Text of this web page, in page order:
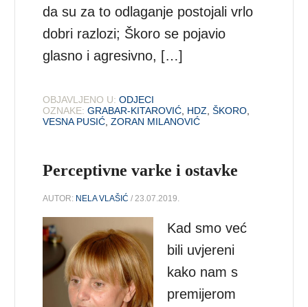
da su za to odlaganje postojali vrlo
dobri razlozi; Škoro se pojavio
glasno i agresivno, […]
OBJAVLJENO U: ODJECI
OZNAKE: GRABAR-KITAROVIĆ HDZ ,ŠKORO
VESNA PUSIĆ ,ZORAN MILANOVIĆ
Perceptivne varke i ostavke
AUTOR: NELA VLAŠIĆ / 23.07.2019.
Kad smo već
bili uvjereni
kako nam s
premijerom